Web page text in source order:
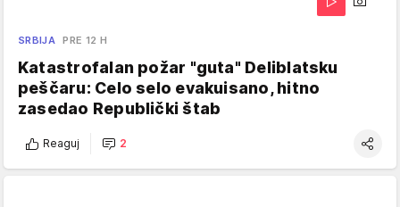
SRBIJA PRE 12 H
Katastrofalan požar "guta" Deliblatsku
peščaru: Celo selo evakuisano, hitno
zasedao Republički štab
Reaguj 2